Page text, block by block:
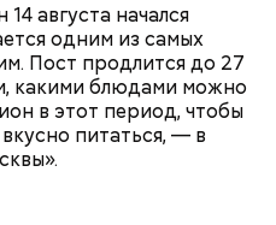
августа начался
одним из самых
Пост продлится до 27
какими блюдами можно
в этот период, чтобы
питаться, — в